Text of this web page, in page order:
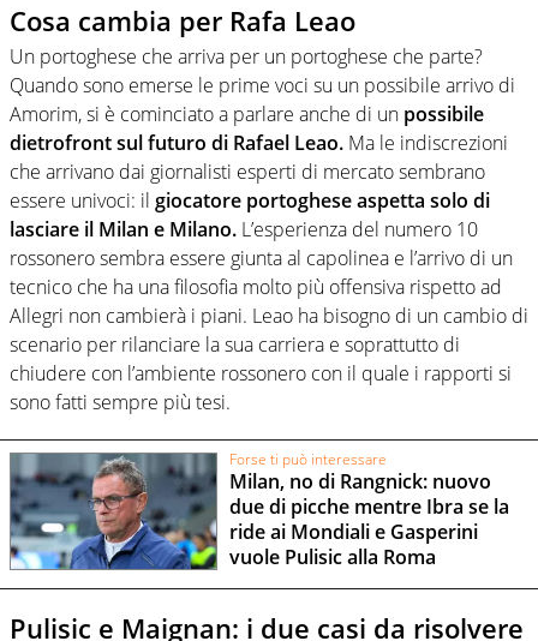
Cosa cambia per Rafa Leao
Un portoghese che arriva per un portoghese che parte?
Quando sono emerse le prime voci su un possibile arrivo di
Amorim, si è cominciato a parlare anche di un possibile
dietrofront sul futuro di Rafael Leao. Ma le indiscrezioni
che arrivano dai giornalisti esperti di mercato sembrano
essere univoci: il giocatore portoghese aspetta solo di
lasciare il Milan e Milano. L’esperienza del numero 10
rossonero sembra essere giunta al capolinea e l’arrivo di un
tecnico che ha una filosofia molto più offensiva rispetto ad
Allegri non cambierà i piani. Leao ha bisogno di un cambio di
scenario per rilanciare la sua carriera e soprattutto di
chiudere con l’ambiente rossonero con il quale i rapporti si
sono fatti sempre più tesi.
Forse ti può interessare
Milan, no di Rangnick: nuovo
due di picche mentre Ibra se la
ride ai Mondiali e Gasperini
vuole Pulisic alla Roma
Pulisic e Maignan: i due casi da risolvere